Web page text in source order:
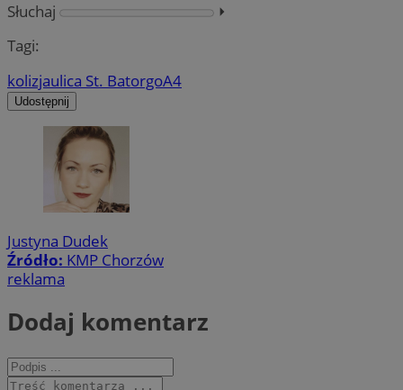
Słuchaj
⏵︎
Tagi:
kolizjaulica St. BatorgoA4
Udostępnij
Justyna Dudek
Źródło: KMP Chorzów
reklama
Dodaj komentarz